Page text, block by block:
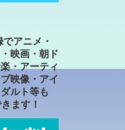
アニメ・
映画・朝ド
・アーティ
映像・アイ
ルト等も
ます！